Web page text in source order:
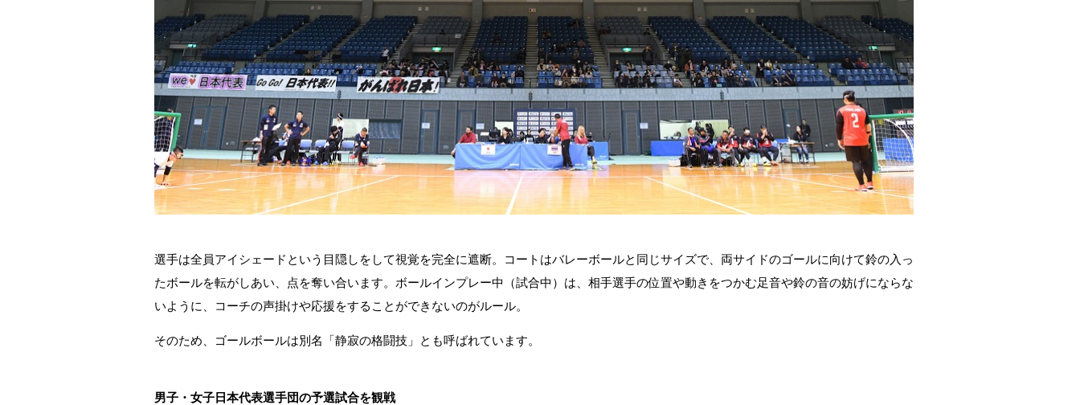
選手は全員アイシェードという目隠しをして視覚を完全に遮断。コートはバレーボールと同じサイズで、両サイドのゴールに向けて鈴の入っ
たボールを転がしあい、点を奪い合います。ボールインプレー中（試合中）は、相手選手の位置や動きをつかむ足音や鈴の音の妨げにならな
いように、コーチの声掛けや応援をすることができないのがルール。
そのため、ゴールボールは別名「静寂の格闘技」とも呼ばれています。
男子・女子日本代表選手団の予選試合を観戦